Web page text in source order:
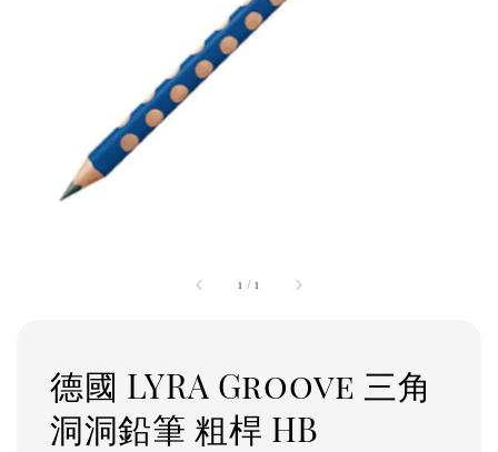
1 /1
德國 LYRA Groove 三角
洞洞鉛筆 粗桿 HB